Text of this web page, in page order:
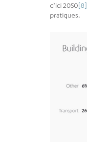
d’ici 2050[8]
pratiques.